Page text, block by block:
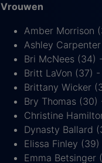
Vrouwen
Amber Morrison
Ashley
Bri McNees (34)
Britt LaVon (37)
Brittany Wicker
Bry Thomas (30)
Christine
Dynasty Ballard
Elissa Finley
Emma Betsinger